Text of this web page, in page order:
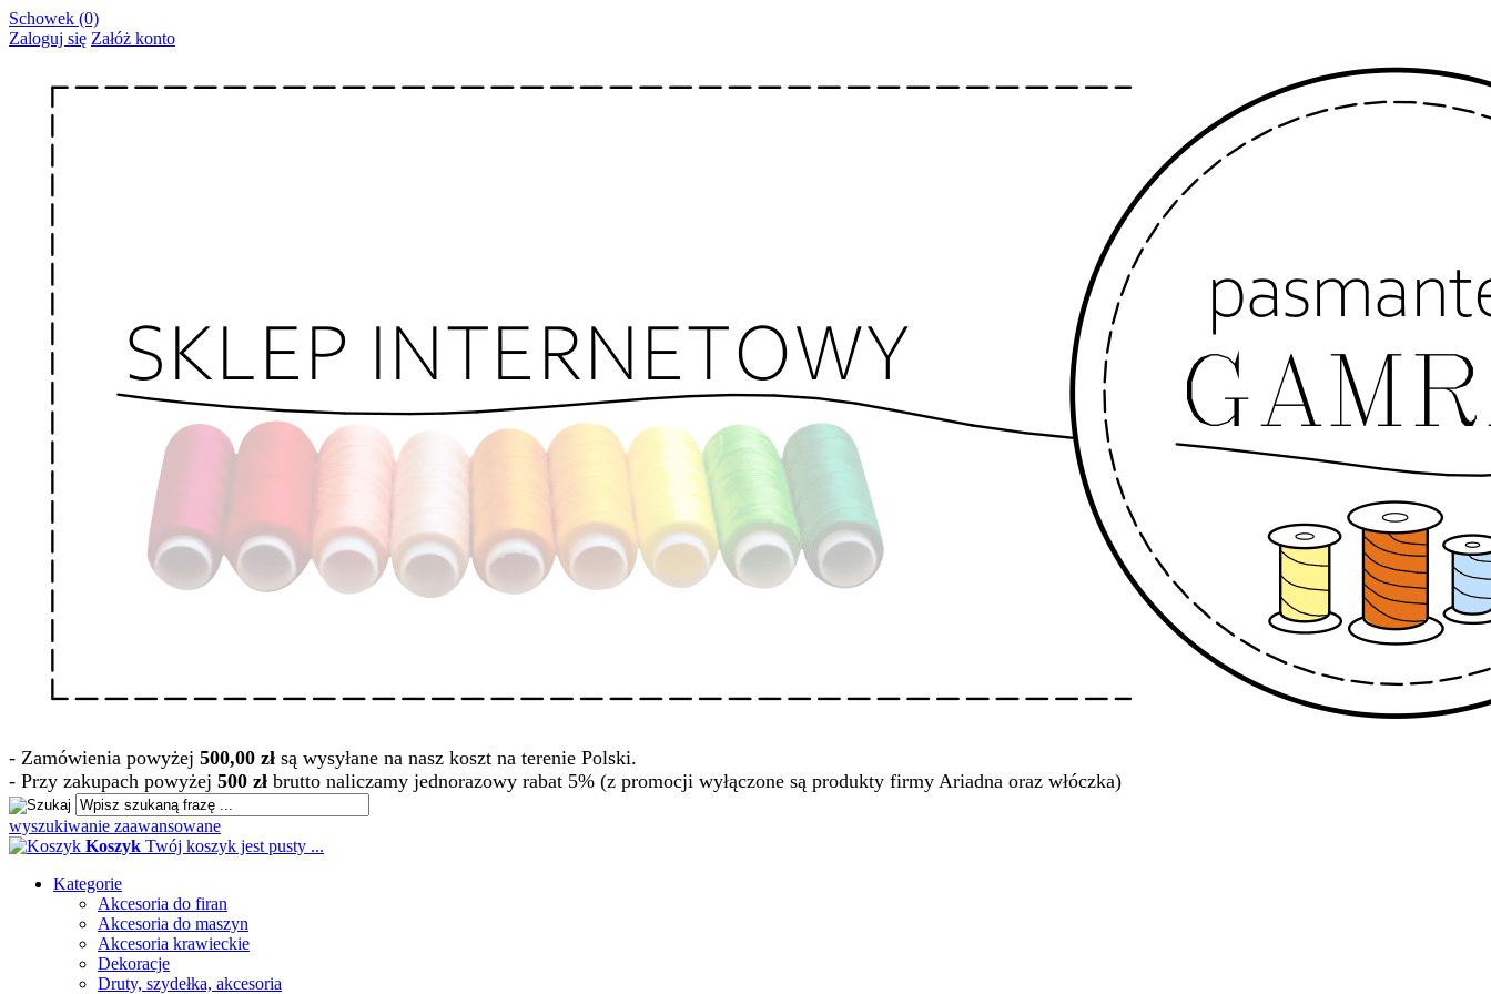
Schowek (0)
Zaloguj się Załóż konto
- Zamówienia powyżej 500,00 zł są wysyłane na nasz koszt na terenie Polski.
- Przy zakupach powyżej 500 zł brutto naliczamy jednorazowy rabat 5% (z promocji wyłączone są produkty firmy Ariadna oraz włóczka)
wyszukiwanie zaawansowane
Koszyk Twój koszyk jest pusty ...
Kategorie
Akcesoria do firan
Akcesoria do maszyn
Akcesoria krawieckie
Dekoracje
Druty, szydełka, akcesoria